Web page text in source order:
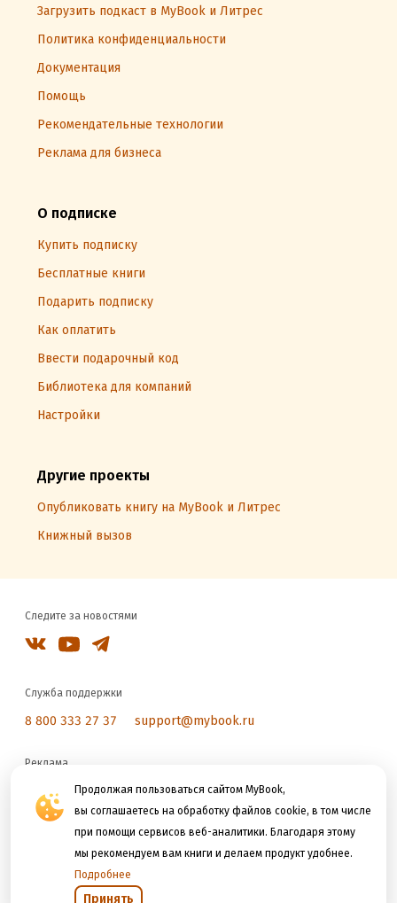
Продолжая пользоваться сайтом MyBook,
вы соглашаетесь на обработку файлов cookie, в том числе
при помощи сервисов веб-аналитики. Благодаря этому
мы рекомендуем вам книги и делаем продукт удобнее.
Подробнее
Принять
Загрузить подкаст в MyBook и Литрес
Политика конфиденциальности
Документация
Помощь
Рекомендательные технологии
Реклама для бизнеса
О подписке
Купить подписку
Бесплатные книги
Подарить подписку
Как оплатить
Ввести подарочный код
Библиотека для компаний
Настройки
Другие проекты
Опубликовать книгу на MyBook и Литрес
Книжный вызов
Следите за новостями
Служба поддержки
8 800 333 27 37 support@mybook.ru
Реклама
reklama@litres.ru
Мы принимаем к оплате